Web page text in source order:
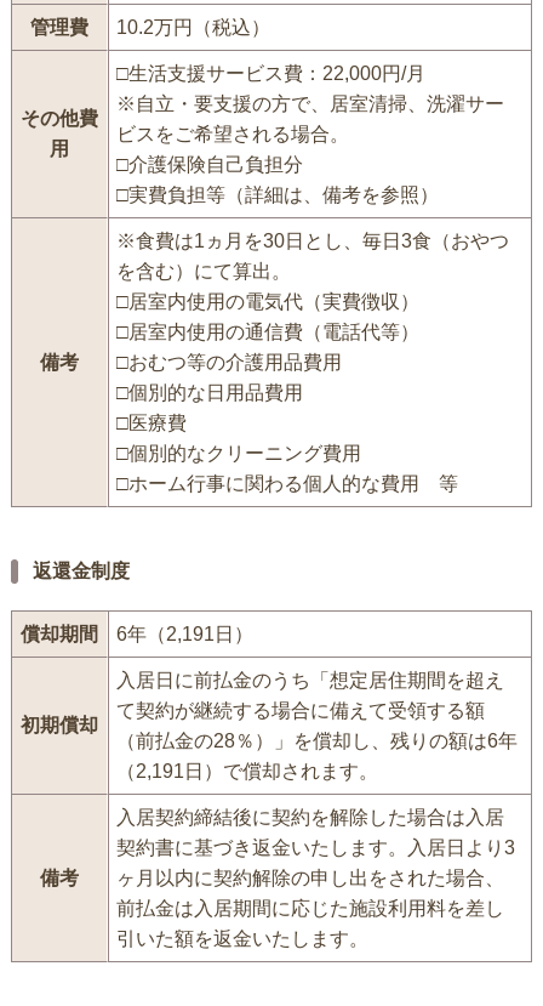
管理費 10.2万円（税込）
その他費
用
□生活支援サービス費：22,000円/月
※自立・要支援の方で、居室清掃、洗濯サー
ビスをご希望される場合。
□介護保険自己負担分
□実費負担等（詳細は、備考を参照）
備考
※食費は1ヵ月を30日とし、毎日3食（おやつ
を含む）にて算出。
□居室内使用の電気代（実費徴収）
□居室内使用の通信費（電話代等）
□おむつ等の介護用品費用
□個別的な日用品費用
□医療費
□個別的なクリーニング費用
□ホーム行事に関わる個人的な費用 等
返還金制度
償却期間 6年（2,191日）
初期償却
入居日に前払金のうち「想定居住期間を超え
て契約が継続する場合に備えて受領する額
（前払金の28％）」を償却し、残りの額は6年
（2,191日）で償却されます。
備考
入居契約締結後に契約を解除した場合は入居
契約書に基づき返金いたします。入居日より3
ヶ月以内に契約解除の申し出をされた場合、
前払金は入居期間に応じた施設利用料を差し
引いた額を返金いたします。